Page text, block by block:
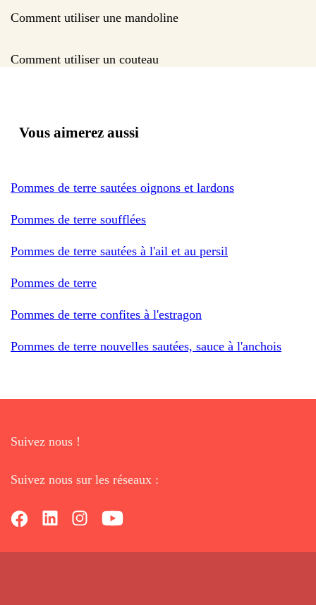
Comment utiliser une mandoline
Comment utiliser un couteau
Vous aimerez aussi
Pommes de terre sautées oignons et lardons
Pommes de terre soufflées
Pommes de terre sautées à l'ail et au persil
Pommes de terre
Pommes de terre confites à l'estragon
Pommes de terre nouvelles sautées, sauce à l'anchois
Suivez nous !
Suivez nous sur les réseaux :